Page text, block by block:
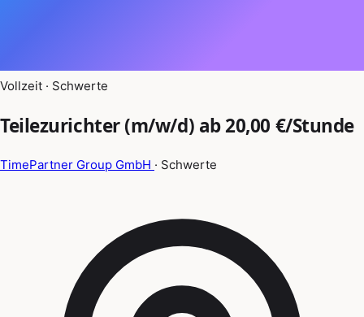
Vollzeit · Schwerte
Teilezurichter (m/w/d) ab 20,00 €/Stunde
TimePartner Group GmbH · Schwerte